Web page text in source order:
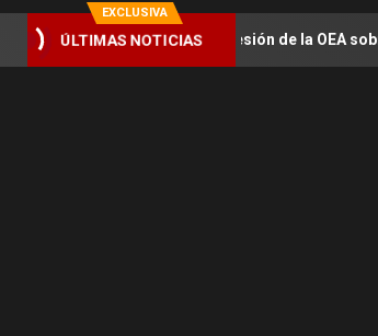
EXCLUSIVA
ÚLTIMAS NOTICIAS
tropiezan en sesión de la OEA sobre Nicaragua